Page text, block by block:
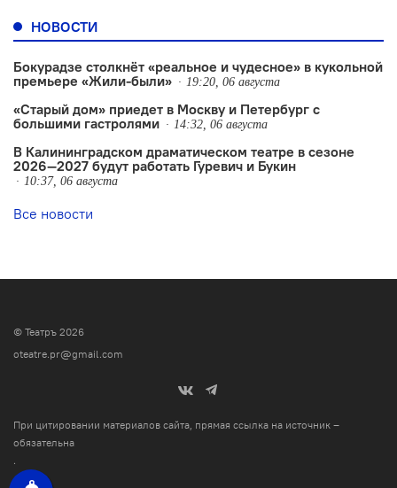
НОВОСТИ
Бокурадзе столкнëт «реальное и чудесное» в кукольной
премьере «Жили-были»
19:20, 06 августа
«Старый дом» приедет в Москву и Петербург с
большими гастролями
14:32, 06 августа
В Калининградском драматическом театре в сезоне
2026—2027 будут работать Гуревич и Букин
10:37, 06 августа
Все новости
© Театръ 2026
oteatre.pr@gmail.com
При цитировании материалов сайта, прямая ссылка на источник –
обязательна
.